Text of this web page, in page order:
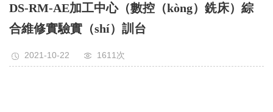
DS-RM-AE加工中心（數控（kòng）銑床）綜
合維修實驗實（shí）訓台
2021-10-22 1611次